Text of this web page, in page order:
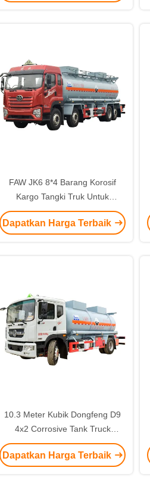
FAW JK6 8*4 Barang Korosif
Kargo Tangki Truk Untuk
Transportasi 32000 GVW
Dapatkan Harga Terbaik
10.3 Meter Kubik Dongfeng D9
4x2 Corrosive Tank Truck
Kecepatan maksimum 79 Km/H
Dapatkan Harga Terbaik